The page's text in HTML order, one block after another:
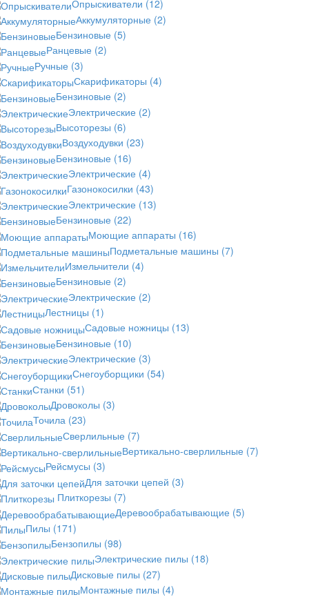
Опрыскиватели (12)
Аккумуляторные (2)
Бензиновые (5)
Ранцевые (2)
Ручные (3)
Скарификаторы (4)
Бензиновые (2)
Электрические (2)
Высоторезы (6)
Воздуходувки (23)
Бензиновые (16)
Электрические (4)
Газонокосилки (43)
Электрические (13)
Бензиновые (22)
Моющие аппараты (16)
Подметальные машины (7)
Измельчители (4)
Бензиновые (2)
Электрические (2)
Лестницы (1)
Садовые ножницы (13)
Бензиновые (10)
Электрические (3)
Снегоуборщики (54)
Станки (51)
Дровоколы (3)
Точила (23)
Сверлильные (7)
Вертикально-сверлильные (7)
Рейсмусы (3)
Для заточки цепей (3)
Плиткорезы (7)
Деревообрабатывающие (5)
Пилы (171)
Бензопилы (98)
Электрические пилы (18)
Дисковые пилы (27)
Монтажные пилы (4)